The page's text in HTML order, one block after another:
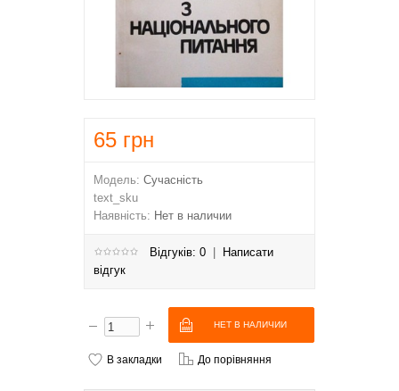
65 грн
Модель: Сучасність
text_sku
Наявність: Нет в наличии
Відгуків: 0
Написати
відгук
В закладки До порівняння